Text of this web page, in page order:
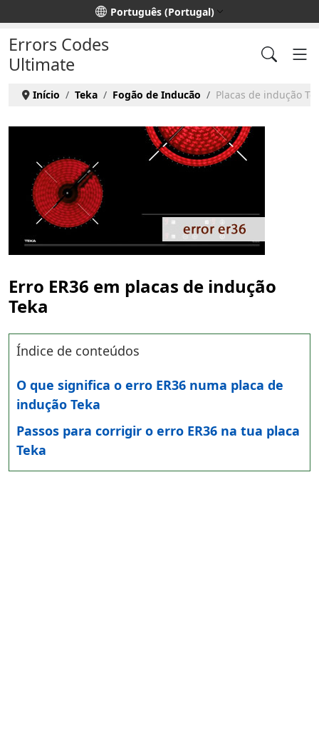
Escolha o seu idioma Português (Portugal)
Errors Codes
Ultimate
Início Teka Fogão de Inducão Placas de indução
Erro ER36 em placas de indução
Teka
Índice de conteúdos
O que significa o erro ER36 numa placa de
indução Teka
Passos para corrigir o erro ER36 na tua placa
Teka